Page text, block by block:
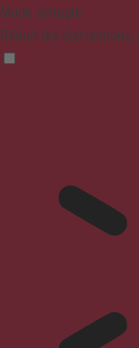
Mode aveugle
Réduit les